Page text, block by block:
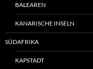
BALEAREN
KANARISCHE INSELN
SÜDAFRIKA
KAPSTADT